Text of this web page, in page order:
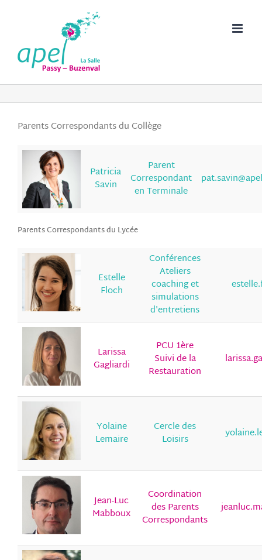
Parents Correspondants du Collège
Patricia
Savin
Parent
Correspondant
en Terminale
Parents Correspondants du Lycée
Estelle
Floch
Conférences
Ateliers
coaching et
simulations
d'entretiens
Larissa
Gagliardi
PCU 1ère
Suivi de la
Restauration
Yolaine
Lemaire
Cercle des
Loisirs
Jean-Luc
Mabboux
Coordination
des Parents
Correspondants